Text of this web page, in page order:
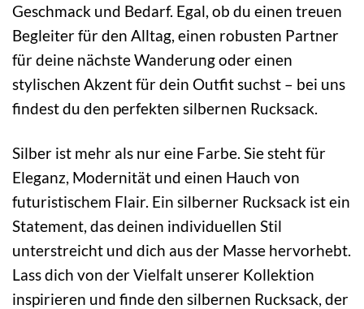
Geschmack und Bedarf. Egal, ob du einen treuen
Begleiter für den Alltag, einen robusten Partner
für deine nächste Wanderung oder einen
stylischen Akzent für dein Outfit suchst – bei uns
findest du den perfekten silbernen Rucksack.
Silber ist mehr als nur eine Farbe. Sie steht für
Eleganz, Modernität und einen Hauch von
futuristischem Flair. Ein silberner Rucksack ist ein
Statement, das deinen individuellen Stil
unterstreicht und dich aus der Masse hervorhebt.
Lass dich von der Vielfalt unserer Kollektion
inspirieren und finde den silbernen Rucksack, der